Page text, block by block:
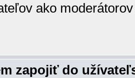
ako
zapojiť do